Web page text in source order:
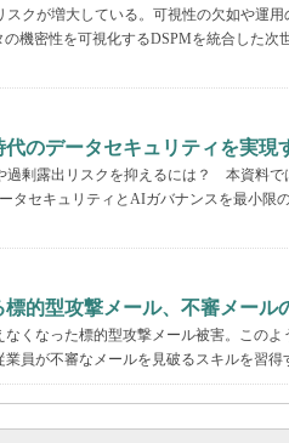
クが増大している。可視性の欠如や運用
機密性を可視化するDSPMを統合した次
代のデータセキュリティを実現
剰露出リスクを抑えるには？ 本資料で
タセキュリティとAIガバナンスを最小限
的型攻撃メール、不審メール
くなった標的型攻撃メール被害。この
員が不審なメールを見破るスキルを習得